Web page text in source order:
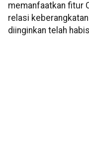
memanfaatkan fitur
relasi
diinginkan telah